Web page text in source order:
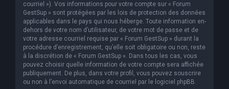
courriel »). Vos informations pour votre compte sur « Forum
GestSup » sont protégées par les lois de protection des données
applicables dans le pays qui nous héberge. Toute information en-
dehors de votre nom d’utilisateur, de votre mot de passe et de
votre adresse courriel requise par « Forum GestSup » durant la
procédure d’enregistrement, qu’elle soit obligatoire ou non, reste
à la discrétion de « Forum GestSup ». Dans tous les cas, vous
pouvez choisir quelle information de votre compte sera affichée
publiquement. De plus, dans votre profil, vous pouvez souscrire
ou non à l’envoi automatique de courriel par le logiciel phpBB.